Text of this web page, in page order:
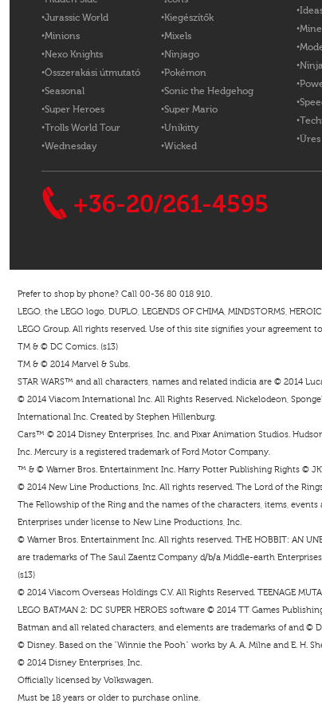
Jurassic World
Minions
Nexo Knights
Összerakási útmutató
Seasonal
Super Heroes
Trolls World Tour
Wednesday
Kiegészítők
Mixels
Ninjago
Pokémon
Sonic the Hedgehog
Super Mario
Unikitty
Wicked
+36-20/261-4595
Prefer to shop by phone? Call 00-36 80 018 910.
LEGO, the LEGO logo, DUPLO, LEGENDS OF CHIMA, MINDSTORMS,
LEGO Group. All rights reserved. Use of this site signifies your agreement
TM & © DC Comics. (s13)
TM & © 2014 Marvel & Subs.
STAR WARS™ and all characters, names and related indicia are © 2014
© 2014 Viacom International Inc. All Rights Reserved. Nickelodeon,
International Inc. Created by Stephen Hillenburg.
Cars™ © 2014 Disney Enterprises, Inc. and Pixar Animation Studios.
Inc. Mercury is a registered trademark of Ford Motor Company.
™ & © Warner Bros. Entertainment Inc. Harry Potter Publishing Rights ©
© 2014 New Line Productions, Inc. All rights reserved. The Lord of the
The Fellowship of the Ring and the names of the characters, items,
Enterprises under license to New Line Productions, Inc.
© Warner Bros. Entertainment Inc. All rights reserved. THE HOBBIT: AN
are trademarks of The Saul Zaentz Company d/b/a Middle-earth
(s13)
© 2014 Viacom Overseas Holdings C.V. All Rights Reserved. TEENAGE
LEGO BATMAN 2: DC SUPER HEROES software © 2014 TT Games
Batman and all related characters, and elements are trademarks of and ©
© Disney. Based on the “Winnie the Pooh” works by A. A. Milne and E. H.
© 2014 Disney Enterprises, Inc.
Officially licensed by Volkswagen.
Must be 18 years or older to purchase online.